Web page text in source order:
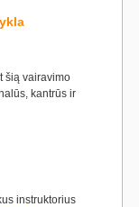
šią vairavimo
kantrūs ir
instruktorius